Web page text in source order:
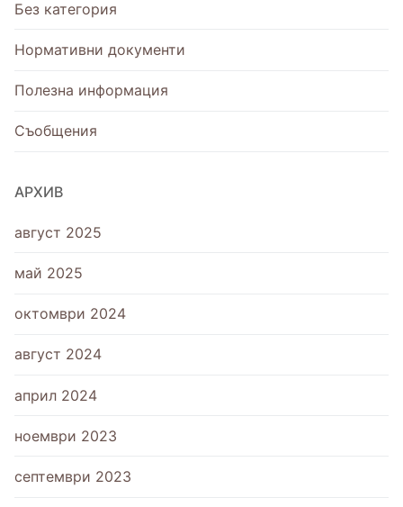
Без категория
Нормативни документи
Полезна информация
Съобщения
АРХИВ
август 2025
май 2025
октомври 2024
август 2024
април 2024
ноември 2023
септември 2023